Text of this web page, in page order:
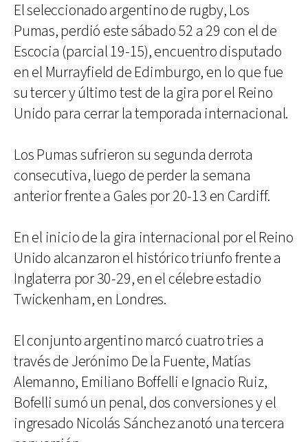
El seleccionado argentino de rugby, Los
Pumas, perdió este sábado 52 a 29 con el de
Escocia (parcial 19-15), encuentro disputado
en el Murrayfield de Edimburgo, en lo que fue
su tercer y último test de la gira por el Reino
Unido para cerrar la temporada internacional.
Los Pumas sufrieron su segunda derrota
consecutiva, luego de perder la semana
anterior frente a Gales por 20-13 en Cardiff.
En el inicio de la gira internacional por el Reino
Unido alcanzaron el histórico triunfo frente a
Inglaterra por 30-29, en el célebre estadio
Twickenham, en Londres.
El conjunto argentino marcó cuatro tries a
través de Jerónimo De la Fuente, Matías
Alemanno, Emiliano Boffelli e Ignacio Ruiz,
Bofelli sumó un penal, dos conversiones y el
ingresado Nicolás Sánchez anotó una tercera